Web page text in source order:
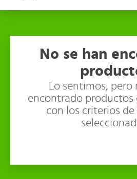
No se han
Lo sentimos,
encontrado productos
con los criterios